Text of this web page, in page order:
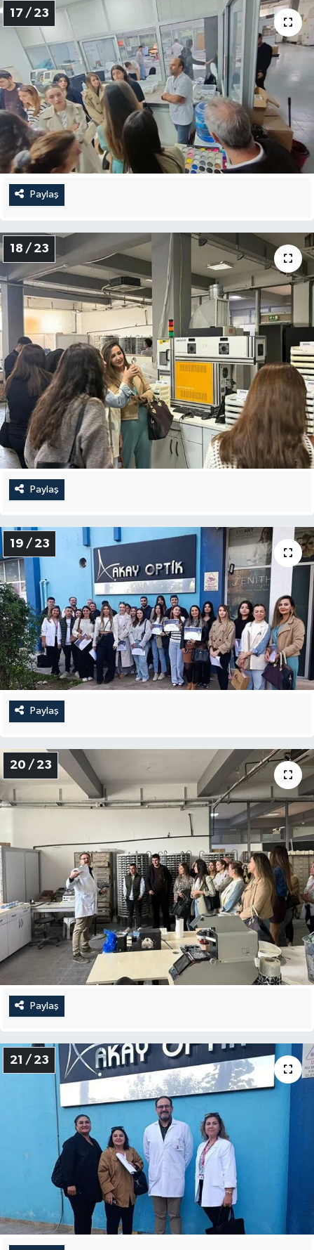
17 / 23
Paylaş
18 / 23
Paylaş
19 / 23
Paylaş
20 / 23
Paylaş
21 / 23